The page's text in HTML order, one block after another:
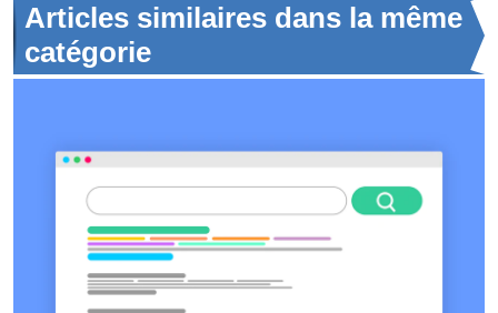
Articles similaires dans la même
catégorie